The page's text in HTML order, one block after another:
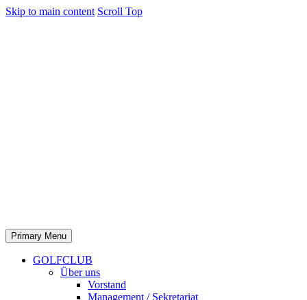
Skip to main content Scroll Top
Primary Menu
GOLFCLUB
Über uns
Vorstand
Management / Sekretariat